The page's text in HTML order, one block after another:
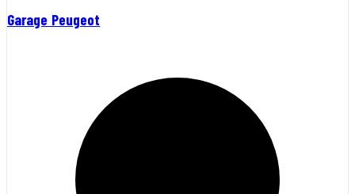
Garage Peugeot